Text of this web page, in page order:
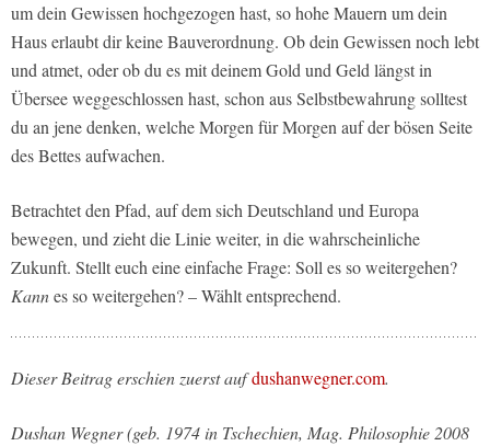
um dein Gewissen hochgezogen hast, so hohe Mauern um dein
Haus erlaubt dir keine Bauverordnung. Ob dein Gewissen noch lebt
und atmet, oder ob du es mit deinem Gold und Geld längst in
Übersee weggeschlossen hast, schon aus Selbstbewahrung solltest
du an jene denken, welche Morgen für Morgen auf der bösen Seite
des Bettes aufwachen.
Betrachtet den Pfad, auf dem sich Deutschland und Europa
bewegen, und zieht die Linie weiter, in die wahrscheinliche
Zukunft. Stellt euch eine einfache Frage: Soll es so weitergehen?
Kannes so weitergehen? – Wählt entsprechend.
Dieser Beitrag erschien zuerst aufdushanwegner.com.
Dushan Wegner (geb. 1974 in Tschechien, Mag. Philosophie 2008